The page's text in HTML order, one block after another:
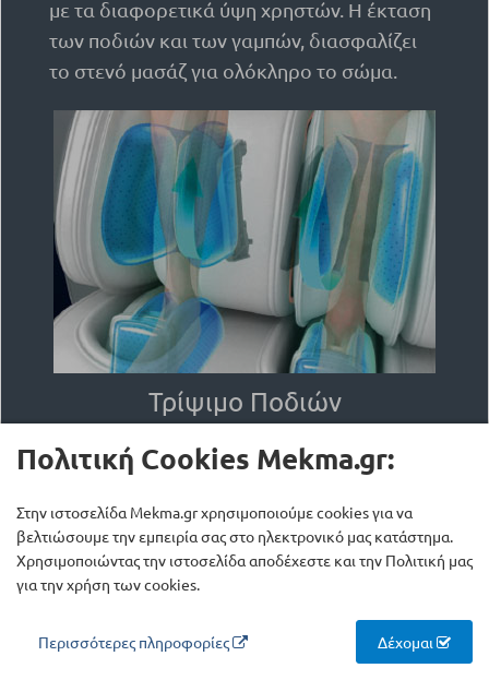
με τα διαφορετικά ύψη χρηστών. Η έκταση
των ποδιών και των γαμπών, διασφαλίζει
το στενό μασάζ για ολόκληρο το σώμα.
Τρίψιμο Ποδιών
Η λειτουργία τριψίματος της γάμπας και
τον πόνο στα πόδια και την κόπωση των
αρθρώσεων.
Πολιτική Cookies Mekma.gr:
Στην ιστοσελίδα Mekma.gr χρησιμοποιούμε cookies για να
βελτιώσουμε την εμπειρία σας στο ηλεκτρονικό μας κατάστημα.
Χρησιμοποιώντας την ιστοσελίδα αποδέχεστε και την Πολιτική μας
για την χρήση των cookies.
Περισσότερες πληροφορίες Δέχομαι